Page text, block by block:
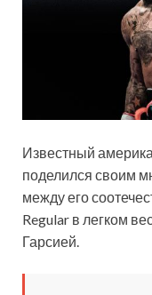
Известный
поделился своим
между его
Regular в легком
Гарсией.